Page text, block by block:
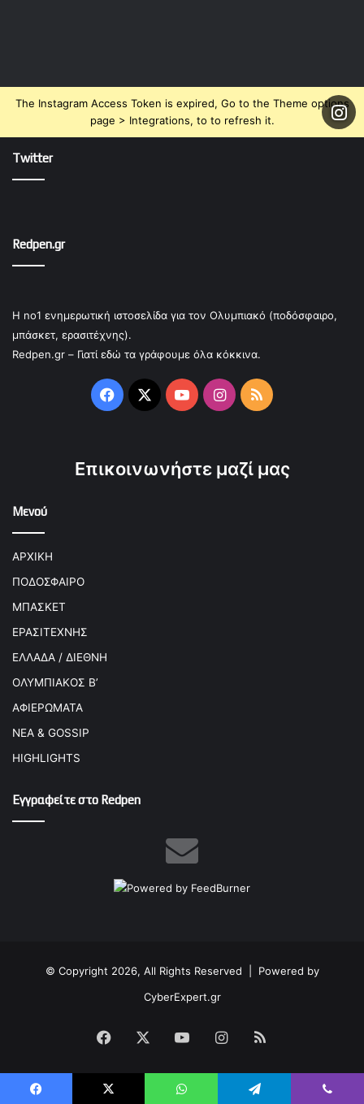
The Instagram Access Token is expired, Go to the Theme options
page > Integrations, to to refresh it.
Twitter
Redpen.gr
Η no1 ενημερωτική ιστοσελίδα για τον Ολυμπιακό (ποδόσφαιρο,
μπάσκετ, ερασιτέχνης).
Redpen.gr – Γιατί εδώ τα γράφουμε όλα κόκκινα.
Facebook
X YouTubeInstagram
RSS
Επικοινωνήστε μαζί μας
Μενού
ΑΡΧΙΚΗ
ΠΟΔΟΣΦΑΙΡΟ
ΜΠΑΣΚΕΤ
ΕΡΑΣΙΤΕΧΝΗΣ
ΕΛΛΑΔΑ / ΔΙΕΘΝΗ
ΟΛΥΜΠΙΑΚΟΣ Β’
ΑΦΙΕΡΩΜΑΤΑ
ΝΕΑ & GOSSIP
HIGHLIGHTS
Εγγραφείτε στο Redpen
© Copyright 2026, All Rights Reserved | Powered by
CyberExpert.gr
Facebook YouTubeInstagram
RSS